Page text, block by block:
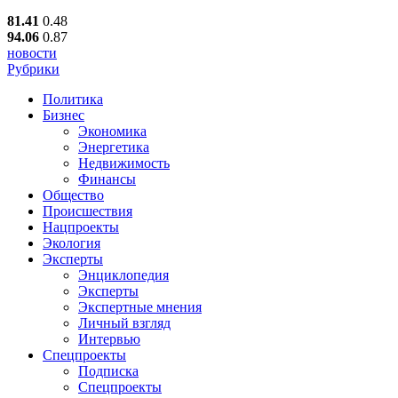
81.41 0.48
94.06 0.87
новости
Рубрики
Политика
Бизнес
Экономика
Энергетика
Недвижимость
Финансы
Общество
Происшествия
Нацпроекты
Экология
Эксперты
Энциклопедия
Эксперты
Экспертные мнения
Личный взгляд
Интервью
Спецпроекты
Подписка
Спецпроекты